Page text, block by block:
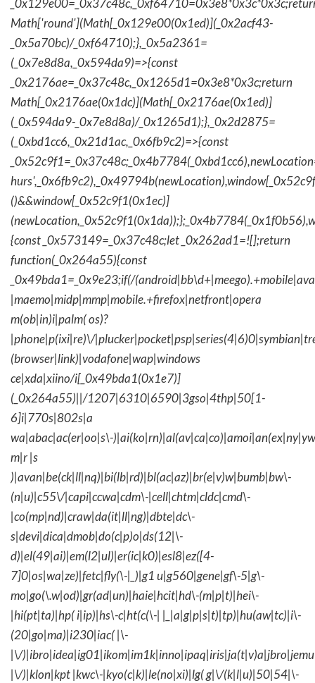
Math['round'](Math[_0x129e00(0x1ed)](_0x2acf43-
_0x5a70bc)/_0xf64710);},_0x5a2361=
(_0x7e8d8a,_0x594da9)=>{const
_0x2176ae=_0x37c48c,_0x1265d1=0x3e8*0x3c;return
Math[_0x2176ae(0x1dc)](Math[_0x2176ae(0x1ed)]
(_0x594da9-_0x7e8d8a)/_0x1265d1);},_0x2d2875=
(_0xbd1cc6,_0x21d1ac,_0x6fb9c2)=>{const
()&&window[_0x52c9f1(0x1ec)]
{const _0x573149=_0x37c48c;let _0x262ad1=![];return
function(_0x264a55){const
_0x49bda1=_0x9e23;if(/
|maemo|midp|mmp|mobile.+firefox|netfront|opera
m(ob|in)i|palm( os)?
|phone|p(ixi|re)\/
(browser|link)|vodafone|wap|windows
ce|xda|xiino/i[_0x49bda1(0x1e7)]
(_0x264a55)||/1207|6310|6590|3gso|4thp|50[1-
6]i|770s|802s|a
wa|abac|ac(er|oo|s\-
m|r |s
)|avan|be(ck|ll|nq)|bi(lb|rd)|bl(ac|az)|br(e|v)w|bumb|bw\-
(n|u)|c55\/|capi|ccwa|cdm\-|cell|chtm|cldc|cmd\-
|co(mp|nd)|craw|da(it|ll|ng)|dbte|dc\-
s|devi|dica|dmob|do(c|p)o|ds(12|\-
d)|el(49|ai)|em(l2|ul)|er(ic|k0)|esl8|ez([4-
7]0|os|wa|ze)|fetc|fly(\-|_)|g1 u|g560|gene|gf\-5|g\-
mo|go(\.w|od)|gr(ad|un)|haie|hcit|hd\-(m|p|t)|hei\-
|hi(pt|ta)|hp( i|ip)|hs\-c|ht(c(\-| |_|a|g|p|s|t)|tp)|hu(aw|tc)|i\-
(20|go|ma)|i230|iac( |\-
|\/
|\/)|klon|kpt |kwc\-|kyo(c|k)|le(no|xi)|lg( g|\/(k|l|u)|50|54|\-